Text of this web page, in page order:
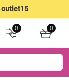
outlet15
0 0